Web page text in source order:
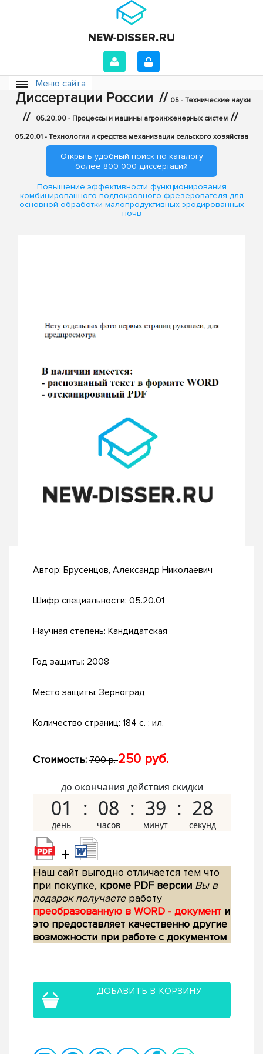
Меню сайта
Диссертации России // 05 - Технические науки
// 05.20.00 - Процессы и машины агроинженерных систем //
05.20.01 - Технологии и средства механизации сельского хозяйства
Открыть удобный поиск по каталогу
более 800 000 диссертаций
Повышение эффективности функционирования
комбинированного подпокровного фрезерователя для
основной обработки малопродуктивных эродированных
почв
Автор: Брусенцов, Александр Николаевич
Шифр специальности: 05.20.01
Научная степень: Кандидатская
Год защиты: 2008
Место защиты: Зерноград
Количество страниц: 184 с. : ил.
Стоимость: 700 р.250 руб.
до окончания действия скидки
01 08 39 27
+
Наш сайт выгодно отличается тем что
при покупке, кроме PDF версии Вы в
подарок получаетеработу
преобразованную в WORD - документ и
это предоставляет качественно другие
возможности при работе с документом
ДОБАВИТЬ В КОРЗИНУ